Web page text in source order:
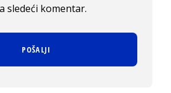
sledeći komentar.